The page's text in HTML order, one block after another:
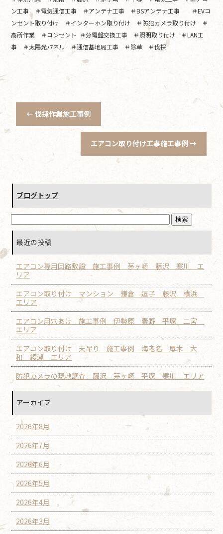
ン工事 ＃電気通信工事 ＃アンテナ工事 ＃BSアンテナ工事 ＃EVコ
ンセント取り付け ＃インターホン取り付け ＃防犯カメラ取り付け ＃
高所作業 ＃コンセント ＃分電盤交換工事 ＃照明取り付け ＃LAN工
事 ＃太陽光パネル ＃通信基地局工事 ＃除草 ＃伐採
←伐採作業施工事例
エアコン取り付け工事施工事例→
ブログトップ
最近の投稿
エアコン専用回路敷設 施工事例 茅ヶ崎 藤沢 寒川 エ
リア
エアコン取り付け マンション 鎌倉 逗子 藤沢 横浜
エリア
エアコン用穴あけ 施工事例 伊勢原 秦野 平塚 二宮
エリア
エアコン取り付け 天吊り 施工事例 海老名 厚木 大
和 綾瀬 エリア
防犯カメラの現地調査 藤沢 茅ヶ崎 平塚 寒川 エリア
アーカイブ
2026年8月
2026年7月
2026年6月
2026年5月
2026年4月
2026年3月